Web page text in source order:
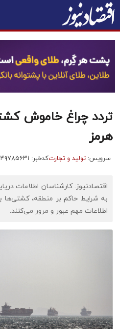
تردد چراغ خاموش
هرمز
سرویس: تولید و تجارتکدخبر: ۷۸۵۶۳۱
اقتصادنیوز: کارشناسان اطلاعات
به شرایط حاکم بر منطقه، کشتی‌ها
اطلاعات مهم عبور و مرور می‌کنند.